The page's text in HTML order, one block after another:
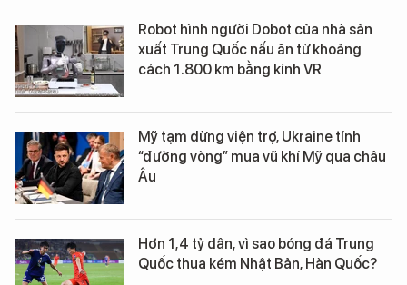
Robot hình người Dobot của nhà sản
xuất Trung Quốc nấu ăn từ khoảng
cách 1.800 km bằng kính VR
Mỹ tạm dừng viện trợ, Ukraine tính
“đường vòng” mua vũ khí Mỹ qua châu
Âu
Hơn 1,4 tỷ dân, vì sao bóng đá Trung
Quốc thua kém Nhật Bản, Hàn Quốc?